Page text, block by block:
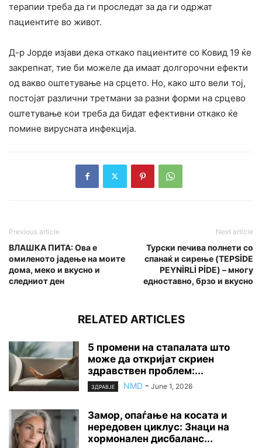
терапии треба да ги проследат за да ги одржат
пациентите во живот.
Д-р Јорде изјави дека откако пациентите со Ковид 19 ќе
закрепнат, тие би можеле да имаат долгорочни ефекти
од вакво оштетување на срцето. Но, како што вели тој,
постојат различни третмани за разни форми на срцево
оштетување кои треба да бидат ефективни откако ќе
помине вирусната инфекција.
Previous article
ВЛАШКА ПИТА: Ова е
омиленото јадење на моите
дома, меко и вкусно и
следниот ден
Next article
Турски печива полнети со
спанаќ и сирење (TEPSİDE
PEYNİRLİ PİDE) – многу
едноставно, брзо и вкусно
RELATED ARTICLES
5 промени на стапалата што
може да откријат скриен
здравствен проблем:...
ЗДРАВЈЕ NMD - June 1, 2026
Замор, опаѓање на косата и
нередовен циклус: Знаци на
хормонален дисбаланс...